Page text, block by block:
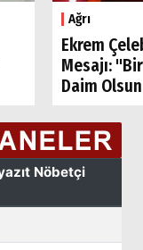
Ağrı
Ekrem
Mesajı:
Daim